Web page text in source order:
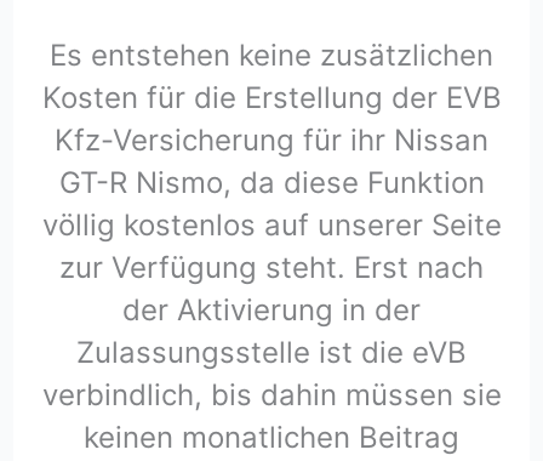
Es entstehen keine zusätzlichen
Kosten für die Erstellung der EVB
Kfz-Versicherung für ihr Nissan
GT-R Nismo, da diese Funktion
völlig kostenlos auf unserer Seite
zur Verfügung steht. Erst nach
der Aktivierung in der
Zulassungsstelle ist die eVB
verbindlich, bis dahin müssen sie
keinen monatlichen Beitrag